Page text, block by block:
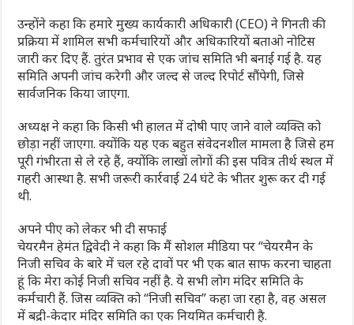
उन्‍होंने कहा कि हमारे मुख्य कार्यकारी अधिकारी (CEO) ने गिनती की
प्रक्रिया में शामिल सभी कर्मचारियों और अधिकारियों बताओ नोटिस
जारी कर दिए हैं. तुरंत प्रभाव से एक जांच समिति भी बनाई गई है. यह
समिति अपनी जांच करेगी और जल्द से जल्द रिपोर्ट सौंपेगी, जिसे
सार्वजनिक किया जाएगा.
अध्यक्ष ने क‍हा कि किसी भी हालत में दोषी पाए जाने वाले व्यक्ति को
छोड़ा नहीं जाएगा. क्योंकि यह एक बहुत संवेदनशील मामला है जिसे हम
पूरी गंभीरता से ले रहे हैं, क्योंकि लाखों लोगों की इस पवित्र तीर्थ स्थल में
गहरी आस्था है. सभी जरूरी कार्रवाई 24 घंटे के भीतर शुरू कर दी गई
थी.
अपने पीए को लेकर भी दी सफाई
चेयरमैन हेमंत द्विवेदी ने कहा कि मैं सोशल मीडिया पर “चेयरमैन के
निजी सचिव के बारे में चल रहे दावों पर भी एक बात साफ करना चाहता
हूं कि मेरा कोई निजी सचिव नहीं है. ये सभी लोग मंदिर समिति के
कर्मचारी हैं. जिस व्यक्ति को “निजी सचिव” कहा जा रहा है, वह असल
में बद्री-केदार मंदिर समिति का एक नियमित कर्मचारी है.